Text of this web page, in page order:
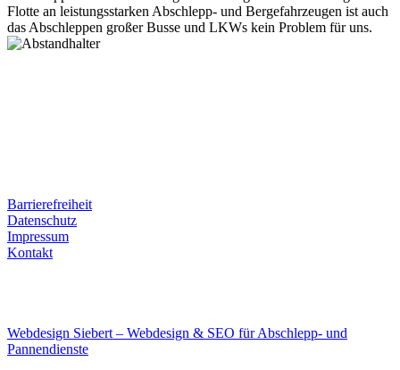
Flotte an leistungsstarken Abschlepp- und Bergefahrzeugen ist auch
das Abschleppen großer Busse und LKWs kein Problem für uns.
Barrierefreiheit
Datenschutz
Impressum
Kontakt
Webdesign Siebert – Webdesign & SEO für Abschlepp- und
Pannendienste